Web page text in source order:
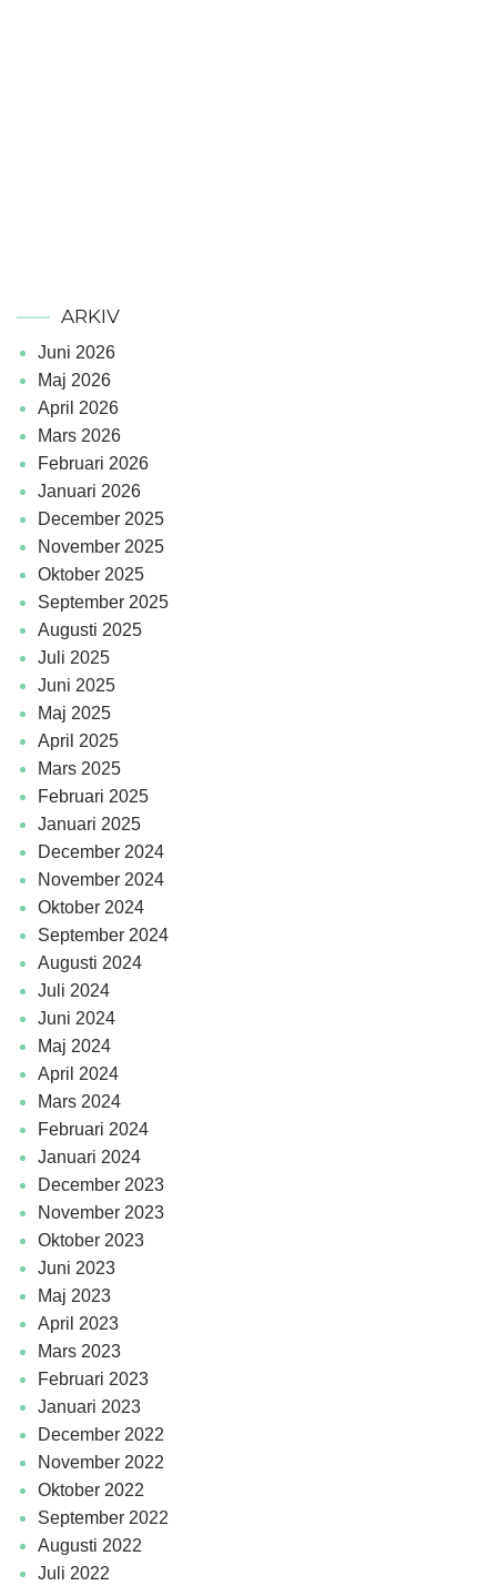
ARKIV
juni 2026
maj 2026
april 2026
mars 2026
februari 2026
januari 2026
december 2025
november 2025
oktober 2025
september 2025
augusti 2025
juli 2025
juni 2025
maj 2025
april 2025
mars 2025
februari 2025
januari 2025
december 2024
november 2024
oktober 2024
september 2024
augusti 2024
juli 2024
juni 2024
maj 2024
april 2024
mars 2024
februari 2024
januari 2024
december 2023
november 2023
oktober 2023
juni 2023
maj 2023
april 2023
mars 2023
februari 2023
januari 2023
december 2022
november 2022
oktober 2022
september 2022
augusti 2022
juli 2022